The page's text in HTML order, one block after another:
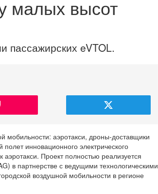
малых высот
пассажирских eVTOL.
мобильности: аэротакси, дроны-доставщики
инновационного электрического
аэротакси. Проект полностью реализуется
в партнерстве с ведущими технологическими
воздушной мобильности в регионе